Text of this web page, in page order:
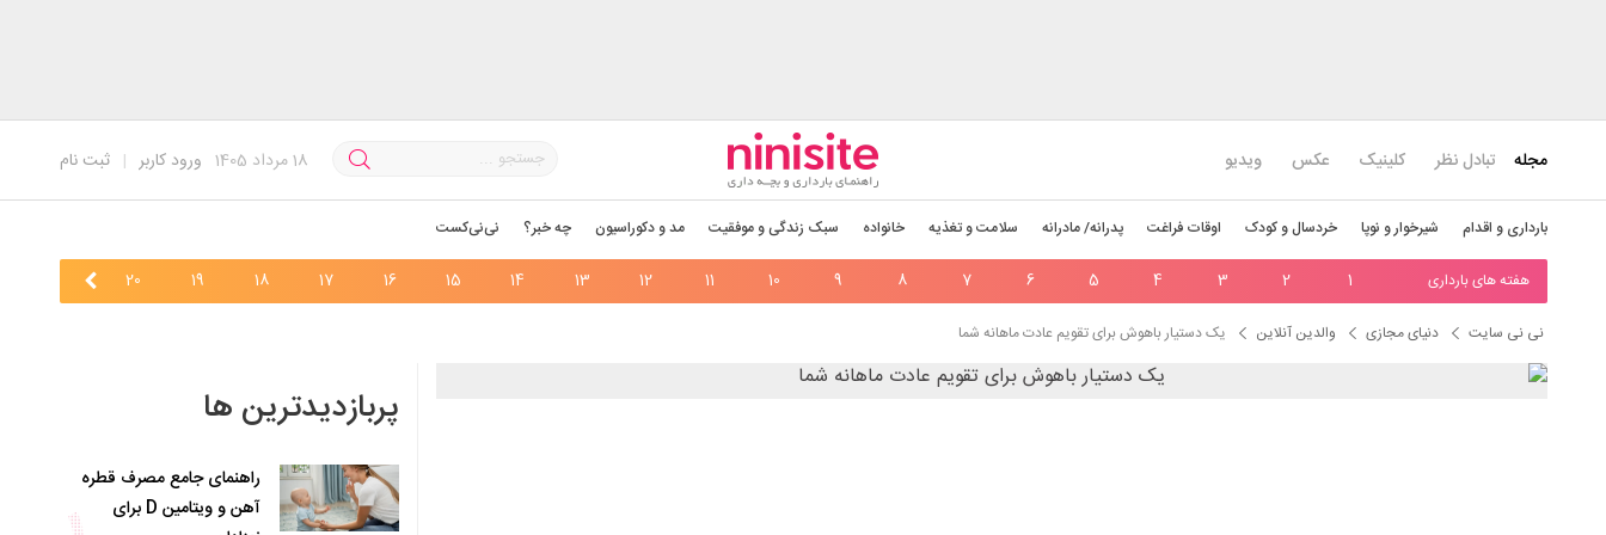
ثبت نام | ورود کاربر 18مرداد 1405 مجله تبادل نظر کلینیک عکس ویدیو
بارداری و اقدام شیرخوار و نوپا خردسال و کودک اوقات فراغت پدرانه/ مادرانه سلامت و تغذیه خانواده سبک زندگی و موفقیت مد و دکوراسیون چه خبر؟ نی‌نی‌کست
هفته های بارداری 1
2
3
4
5
6
7
8
9
10
11
12
13
14
15
16
17
18
19
20
نی نی سایت دنیای مجازی والدین آنلاین یک دستیار باهوش برای تقویم عادت ماهانه شما
پربازدیدترین ها
راهنمای جامع مصرف قطره
آهن و ویتامین D برای